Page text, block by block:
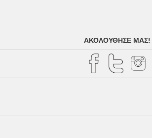
ΑΚΟΛΟΥΘΗΣΕ ΜΑΣ!